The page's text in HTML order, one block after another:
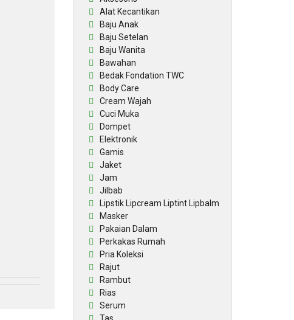
Alat Kecantikan
Baju Anak
Baju Setelan
Baju Wanita
Bawahan
Bedak Fondation TWC
Body Care
Cream Wajah
Cuci Muka
Dompet
Elektronik
Gamis
Jaket
Jam
Jilbab
Lipstik Lipcream Liptint Lipbalm
Masker
Pakaian Dalam
Perkakas Rumah
Pria Koleksi
Rajut
Rambut
Rias
Serum